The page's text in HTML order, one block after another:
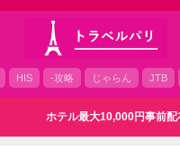
HIS -攻略 じゃらん JTB
ホテル最大10,000円事前